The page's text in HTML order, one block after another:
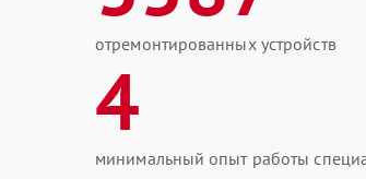
отремонтированных устройств
4
минимальный опыт работы